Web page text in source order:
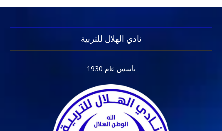
نادي الهلال للتربية
تأسس عام 1930